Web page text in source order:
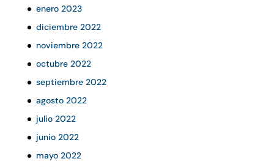
enero 2023
diciembre 2022
noviembre 2022
octubre 2022
septiembre 2022
agosto 2022
julio 2022
junio 2022
mayo 2022